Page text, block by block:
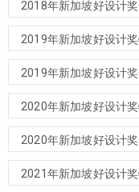
2018年新加坡好设计
2019年新加坡好设计
2019年新加坡好设计
2020年新加坡好设计
2020年新加坡好设计
2021年新加坡好设计